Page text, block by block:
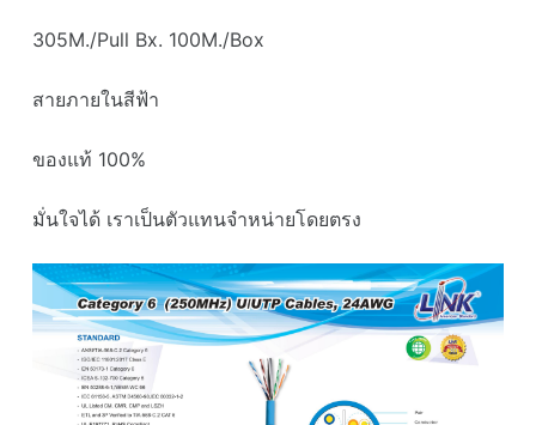
305M./Pull Bx. 100M./Box
สายภายในสีฟ้า
ของแท้ 100%
มั่นใจได้ เราเป็นตัวแทนจำหน่ายโดยตรง